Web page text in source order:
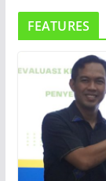
FEATURES